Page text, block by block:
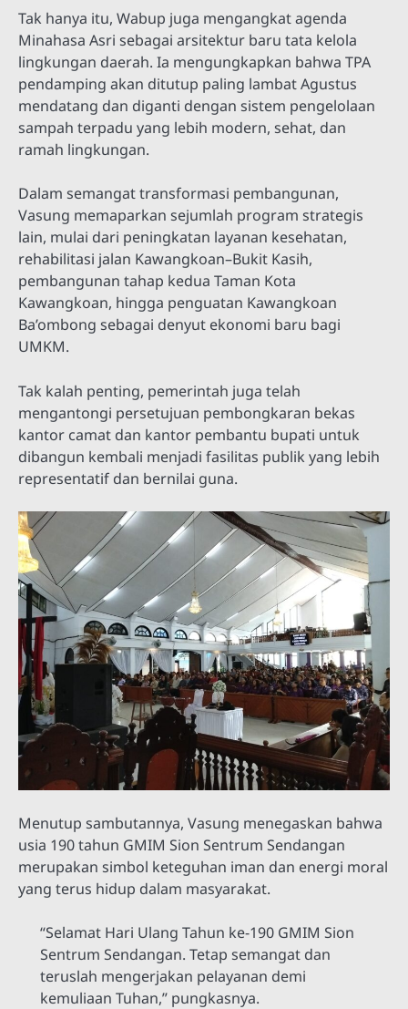
Tak hanya itu, Wabup juga mengangkat agenda
Minahasa Asri sebagai arsitektur baru tata kelola
lingkungan daerah. Ia mengungkapkan bahwa TPA
pendamping akan ditutup paling lambat Agustus
mendatang dan diganti dengan sistem pengelolaan
sampah terpadu yang lebih modern, sehat, dan
ramah lingkungan.
Dalam semangat transformasi pembangunan,
Vasung memaparkan sejumlah program strategis
lain, mulai dari peningkatan layanan kesehatan,
rehabilitasi jalan Kawangkoan–Bukit Kasih,
pembangunan tahap kedua Taman Kota
Kawangkoan, hingga penguatan Kawangkoan
Ba’ombong sebagai denyut ekonomi baru bagi
UMKM.
Tak kalah penting, pemerintah juga telah
mengantongi persetujuan pembongkaran bekas
kantor camat dan kantor pembantu bupati untuk
dibangun kembali menjadi fasilitas publik yang lebih
representatif dan bernilai guna.
Menutup sambutannya, Vasung menegaskan bahwa
usia 190 tahun GMIM Sion Sentrum Sendangan
merupakan simbol keteguhan iman dan energi moral
yang terus hidup dalam masyarakat.
“Selamat Hari Ulang Tahun ke-190 GMIM Sion
Sentrum Sendangan. Tetap semangat dan
teruslah mengerjakan pelayanan demi
kemuliaan Tuhan,” pungkasnya.